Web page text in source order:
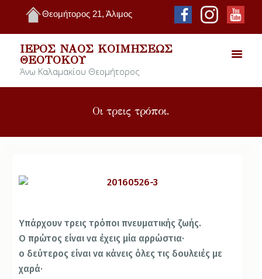
Θεομήτορος 21, Άλιμος
ΙΕΡΌΣ ΝΑΌΣ ΚΟΙΜΉΣΕΩΣ
ΘΕΟΤΌΚΟΥ
Άνω Καλαμακίου Θεομήτορος
Οι τρεις τρόποι.
Υπάρχουν τρεις τρόποι πνευματικής ζωής.
Ο πρώτος είναι να έχεις μία αρρώστια·
ο δεύτερος είναι να κάνεις όλες τις δουλειές με
χαρά·